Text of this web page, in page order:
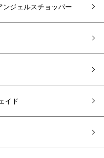
ンジェルスチョッパー
イド